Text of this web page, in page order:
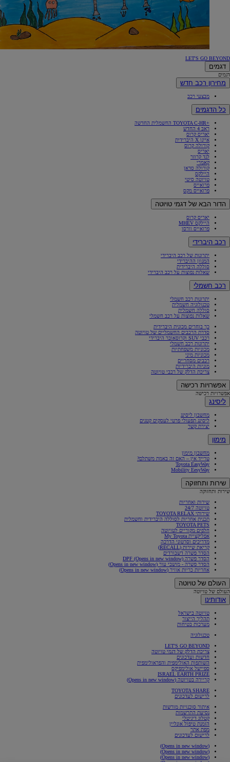
LET'S GO BEYOND
דגמים
דגמים
מחירון רכב חדש
מבצעי רכב
כל הדגמים
+TOYOTA C-HR החשמלית החדשה
ראב 4 החדש
יאריס קרוס
אייגו X היברידית
קורולה קרוס
יאריס
לנד קרוזר
קאמרי
קורולה סדאן
היילקס
טויוטה סיטי
פרואייס
פרואייס מקס
הדור הבא של דגמי טויוטה
יאריס קרוס
היילקס MHEV
פרואייס וורסו
רכב היברידי
יתרונות של רכב היברידי
המגוון ההיברידי
סוללה היברידית
שאלות נפוצות על רכב היברידי
רכב חשמלי
יתרונות רכב חשמלי
טכנולוגיה חשמלית
סוללה חשמלית
שאלות נפוצות על רכב חשמלי
כך בוחרים מכונית היברידית
סדרת הרכבים החשמליים של טויוטה
רכבי SUV וקרוסאובר היברידי
יתרונות רכב חשמלי
מכוניות משפחתיות
מכוניות מיני
רכבים מסחריים
מוניות היברידיות
צריכת הדלק של רכבי טויוטה
אפשרויות רכישה
אפשרויות רכישה
ליסינג
מחשבון ליסינג
ליסינג תפעולי פרטי לעסקים קטנים
יצירת קשר
מימון
מחשבון מימון
טרייד אין – האם זה באמת משתלם?
Toyota EasyWay
Mobility EesyWay
שירות ותחזוקה
שירות ותחזוקה
שירות ואחריות
טויוטה 24/7
שירותי TOYOTA RELAX
תכנית אחריות לסוללה היברידית וחשמלית
TOYOTA PETS
חלפים מקוריים לטויוטה
אפליקציית My Toyota
מדריכים וסרטוני הדרכה
קריאת שירות (RECALL)
הסדר פשרה דשבורדים
הסדר פשרה DPF (Opens in new window)
הסדר פשרה - מושבי עור (Opens in new window)
אחריות כריות אוויר (Opens in new window)
העולם של טויוטה
העולם של טויוטה
אודותינו
טויוטה בישראל
תהליך הייצור
מערכות בטיחות
טכנולוגיה
LET'S GO BEYOND
צריכת הדלק של דגמי טויוטה
חדשות ועדכונים
השותפות האולימפית והפראולימפית
ספיישל אולימפיקס
ISRAEL EARTH PRIZE
קריירה בטויוטה (Opens in new window)
TOYOTA SHARE
לרישום לעדכונים
איתור סוכנויות מורשות
נסיעת התרשמות
קטלוג דיגיטלי
הזמנת טיפול אונליין
מפת אתר
לרישום לעדכונים
(Opens in new window)
(Opens in new window)
(Opens in new window)